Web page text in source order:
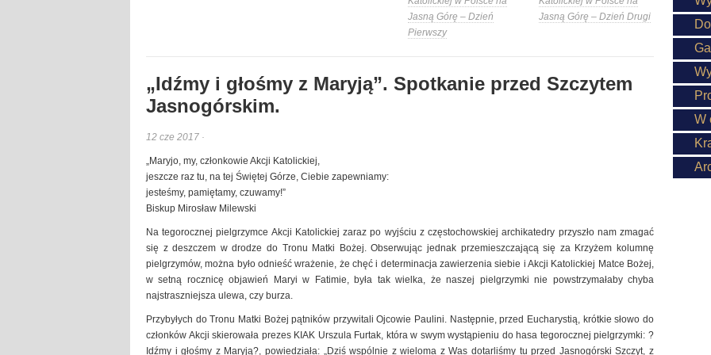
Jasną Górę – Dzień
Pierwszy
Jasną Górę – Dzień Drugi
„Idźmy i głośmy z Maryją”. Spotkanie przed Szczytem
Jasnogórskim.
12 cze 2017 ·
„Maryjo, my, członkowie Akcji Katolickiej,
jeszcze raz tu, na tej Świętej Górze, Ciebie zapewniamy:
jesteśmy, pamiętamy, czuwamy!”
Biskup Mirosław Milewski
Na tegorocznej pielgrzymce Akcji Katolickiej zaraz po wyjściu z częstochowskiej archikatedry przyszło nam zmagać
się z deszczem w drodze do Tronu Matki Bożej. Obserwując jednak przemieszczającą się za Krzyżem kolumnę
pielgrzymów, można było odnieść wrażenie, że chęć i determinacja zawierzenia siebie i Akcji Katolickiej Matce Bożej,
w setną rocznicę objawień Maryi w Fatimie, była tak wielka, że naszej pielgrzymki nie powstrzymałaby chyba
najstraszniejsza ulewa, czy burza.
Przybyłych do Tronu Matki Bożej pątników przywitali Ojcowie Paulini. Następnie, przed Eucharystią, krótkie słowo do
członków Akcji skierowała prezes KIAK Urszula Furtak, która w swym wystąpieniu do hasa tegorocznej pielgrzymki: ?
Idźmy i głośmy z Maryją?, powiedziała: „Dziś wspólnie z wieloma z Was dotarliśmy tu przed Jasnogórski Szczyt, z
W